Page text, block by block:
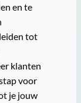
en te
tot
klanten
voor
je jouw